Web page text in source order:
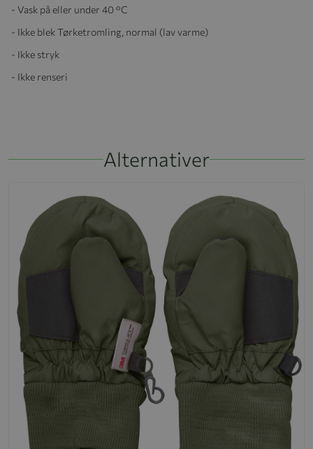
- Vask på eller under 40 °C
- Ikke blek Tørketromling, normal (lav varme)
- Ikke stryk
- Ikke renseri
Alternativer